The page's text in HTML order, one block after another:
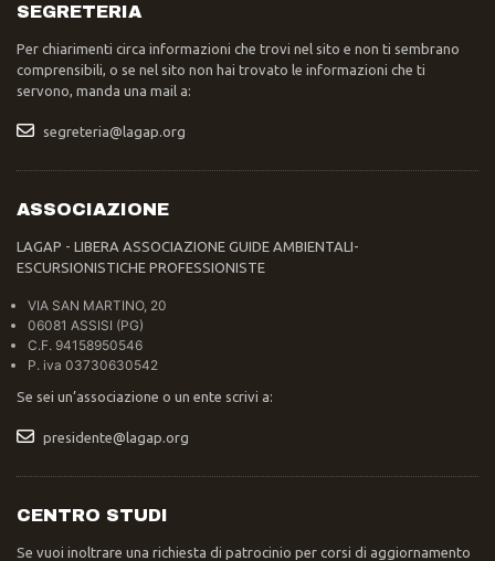
SEGRETERIA
Per chiarimenti circa informazioni che trovi nel sito e non ti sembrano
comprensibili, o se nel sito non hai trovato le informazioni che ti
servono, manda una mail a:
segreteria@lagap.org
ASSOCIAZIONE
LAGAP - LIBERA ASSOCIAZIONE GUIDE AMBIENTALI-
ESCURSIONISTICHE PROFESSIONISTE
VIA SAN MARTINO, 20
06081 ASSISI (PG)
C.F. 94158950546
P. iva 03730630542
Se sei un’associazione o un ente scrivi a:
presidente@lagap.org
CENTRO STUDI
Se vuoi inoltrare una richiesta di patrocinio per corsi di aggiornamento